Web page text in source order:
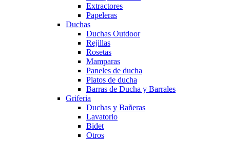
Extractores
Papeleras
Duchas
Duchas Outdoor
Rejillas
Rosetas
Mamparas
Paneles de ducha
Platos de ducha
Barras de Ducha y Barrales
Griferia
Duchas y Bañeras
Lavatorio
Bidet
Otros